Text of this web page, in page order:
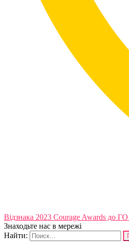
Відзнака 2023 Courage Awards до
Знаходьте нас в мережі
Найти: